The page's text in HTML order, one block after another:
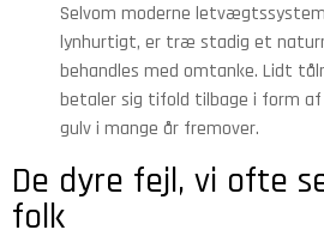
Selvom moderne
lynhurtigt, er træ stadig et
behandles med omtanke. Lidt
betaler sig tifold tilbage i form
gulv i mange år fremover.
De dyre fejl, vi ofte
folk